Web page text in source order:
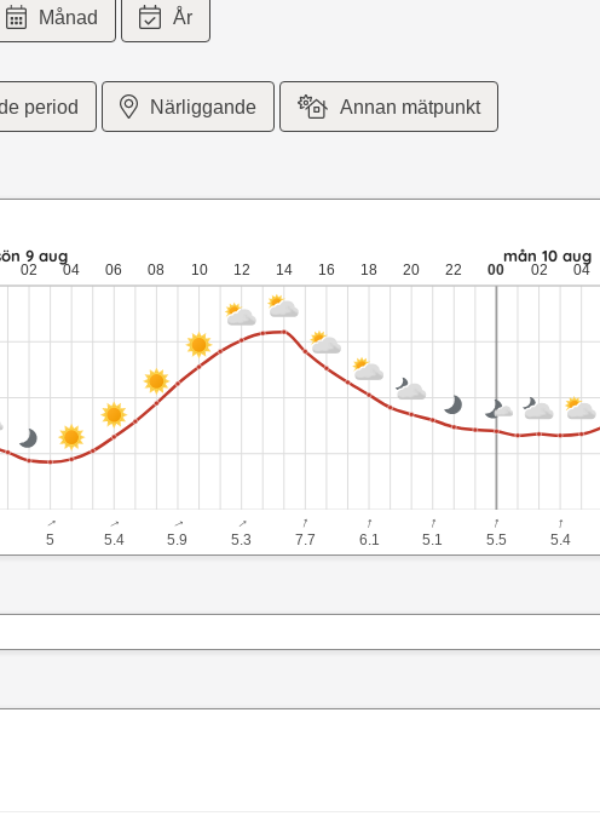
Månad År
period Närliggande Annan mätpunkt
6,6 meter per sekund vind. sön 9 aug: 24,7 till 15,4 grader: ingen
9 aug mån 10 aug
02 04 06 08 10 12 14 16 18 20 22 00 02 04
↓
5
↓
5.4
↓
5.9
↓
5.3
↓
7.7
↓
6.1
↓
5.1
↓
5.5
↓
5.4